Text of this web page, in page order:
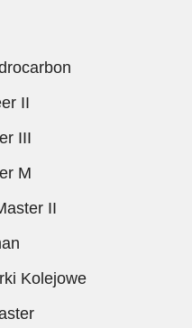
II
III
M
II
Kolejowe